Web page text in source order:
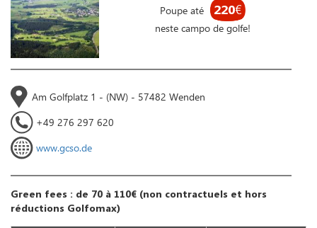
Poupe até 220€
neste campo de golfe!
Am Golfplatz 1 - (NW) - 57482 Wenden
+49 276 297 620
www.gcso.de
Green fees : de 70 à 110€ (non contractuels et hors
réductions Golfomax)